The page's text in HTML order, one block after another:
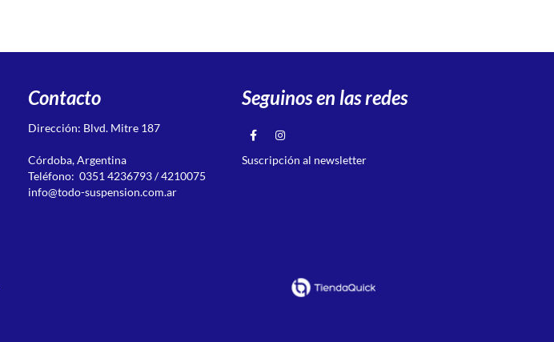
Contacto
Dirección: Blvd. Mitre 187
Córdoba, Argentina
Teléfono: 0351 4236793 / 4210075
info@todo-suspension.com.ar
Seguinos en las redes
Suscripción al newsletter